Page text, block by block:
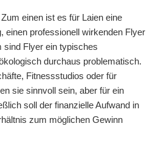
einen ist es für Laien eine
einen professionell wirkenden Flyer
sind Flyer ein typisches
durchaus problematisch.
Fitnessstudios oder für
sie sinnvoll sein, aber für ein
soll der finanzielle Aufwand in
zum möglichen Gewinn